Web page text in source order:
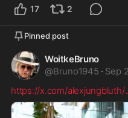
17 2
Pinned post
WoitkeBruno
@Bruno1945 · Sep
https://x.com/alexjungbluth/